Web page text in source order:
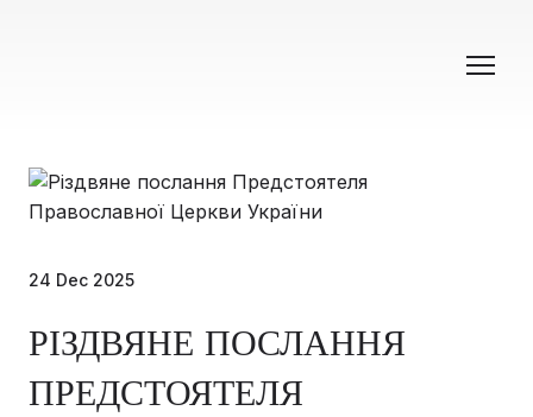
24 Dec 2025
РІЗДВЯНЕ ПОСЛАННЯ
ПРЕДСТОЯТЕЛЯ